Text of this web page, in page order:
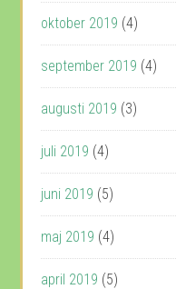
oktober 2019 (4)
september 2019 (4)
augusti 2019 (3)
juli 2019 (4)
juni 2019 (5)
maj 2019 (4)
april 2019 (5)